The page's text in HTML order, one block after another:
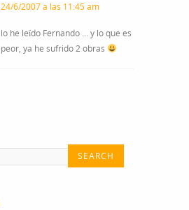
24/6/2007 a las 11:45 am
lo he leído Fernando … y lo que es
peor, ya he sufrido 2 obras